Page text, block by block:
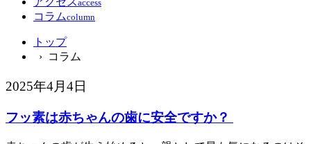
access
コラムcolumn
トップ
› コラム
2025年4月4日
フッ素は赤ちゃんの歯に安全ですか？